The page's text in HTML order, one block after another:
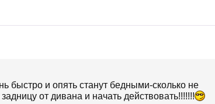
быстро и опять станут бедными-сколько не
от дивана и начать действовать!!!!!!!